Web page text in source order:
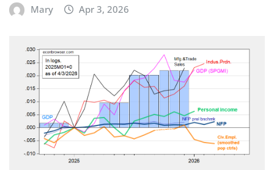
Mary Apr 3, 2026